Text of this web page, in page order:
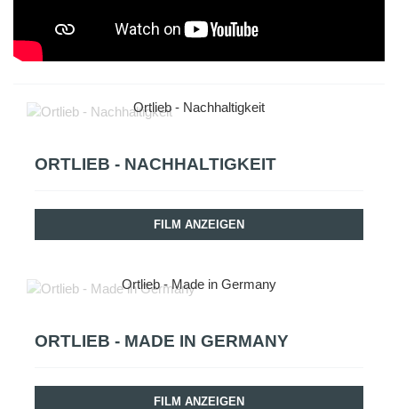
Ortlieb - Nachhaltigkeit
ORTLIEB - NACHHALTIGKEIT
FILM ANZEIGEN
Ortlieb - Made in Germany
ORTLIEB - MADE IN GERMANY
FILM ANZEIGEN